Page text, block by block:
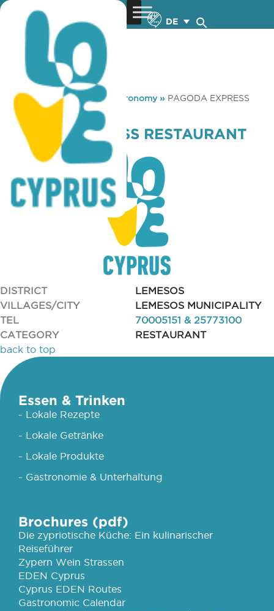
DE
You are here: Home »Gastronomy» PAGODA EXPRESS
RESTAURANT
PAGODA EXPRESS RESTAURANT
DISTRICT
LEMESOS
VILLAGES/CITY
LEMESOS MUNICIPALITY
TEL
70005151 & 25773100
CATEGORY
RESTAURANT
back to top
Essen & Trinken
- Lokale Rezepte
- Lokale Getränke
- Lokale Produkte
- Gastronomie & Unterhaltung
Brochures (pdf)
Die zypriotische Küche: Ein kulinarischer
Reiseführer
Zypern Wein Strassen
EDEN Cyprus
Cyprus EDEN Routes
Gastronomic Calendar